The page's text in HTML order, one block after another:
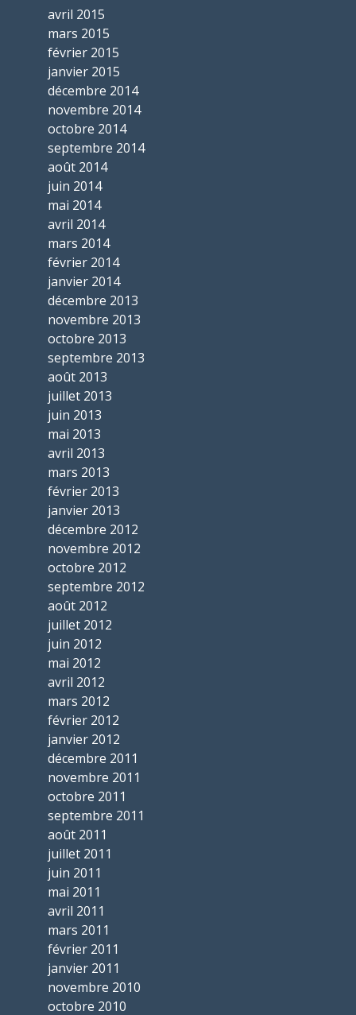
avril 2015
mars 2015
février 2015
janvier 2015
décembre 2014
novembre 2014
octobre 2014
septembre 2014
août 2014
juin 2014
mai 2014
avril 2014
mars 2014
février 2014
janvier 2014
décembre 2013
novembre 2013
octobre 2013
septembre 2013
août 2013
juillet 2013
juin 2013
mai 2013
avril 2013
mars 2013
février 2013
janvier 2013
décembre 2012
novembre 2012
octobre 2012
septembre 2012
août 2012
juillet 2012
juin 2012
mai 2012
avril 2012
mars 2012
février 2012
janvier 2012
décembre 2011
novembre 2011
octobre 2011
septembre 2011
août 2011
juillet 2011
juin 2011
mai 2011
avril 2011
mars 2011
février 2011
janvier 2011
novembre 2010
octobre 2010